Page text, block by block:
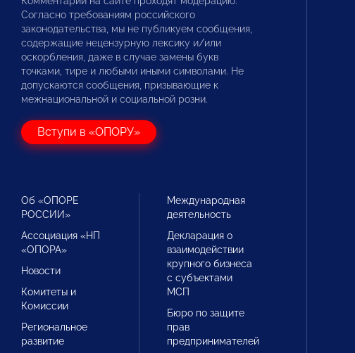
Согласно требованиям российского
законодательства, мы не публикуем сообщения,
содержащие нецензурную лексику и/или
оскорбления, даже в случае замены букв
точками, тире и любыми иными символами. Не
допускаются сообщения, призывающие к
межнациональной и социальной розни.
Вступи в «ОПОРУ»
Об «ОПОРЕ
РОССИИ»
Ассоциация «НП
«ОПОРА»
Новости
Комитеты и
Комиссии
Региональное
развитие
Международная
деятельность
Декларация о
взаимодействии
крупного бизнеса
с субъектами
МСП
Бюро по защите
прав
предпринимателей